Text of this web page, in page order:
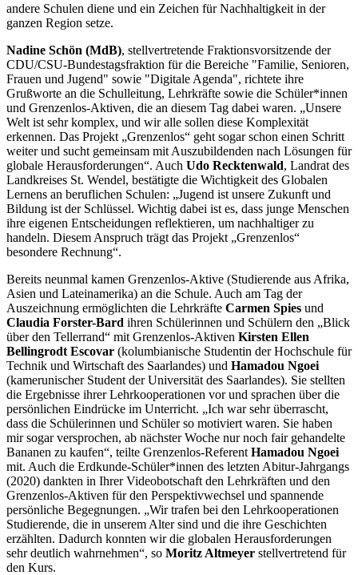
andere Schulen diene und ein Zeichen für Nachhaltigkeit in der
ganzen Region setze.
Nadine Schön (MdB), stellvertretende Fraktionsvorsitzende der
CDU/CSU-Bundestagsfraktion für die Bereiche "Familie, Senioren,
Frauen und Jugend" sowie "Digitale Agenda", richtete ihre
Grußworte an die Schulleitung, Lehrkräfte sowie die Schüler*innen
und Grenzenlos-Aktiven, die an diesem Tag dabei waren. „Unsere
Welt ist sehr komplex, und wir alle sollen diese Komplexität
erkennen. Das Projekt „Grenzenlos“ geht sogar schon einen Schritt
weiter und sucht gemeinsam mit Auszubildenden nach Lösungen für
globale Herausforderungen“. Auch Udo Recktenwald, Landrat des
Landkreises St. Wendel, bestätigte die Wichtigkeit des Globalen
Lernens an beruflichen Schulen: „Jugend ist unsere Zukunft und
Bildung ist der Schlüssel. Wichtig dabei ist es, dass junge Menschen
ihre eigenen Entscheidungen reflektieren, um nachhaltiger zu
handeln. Diesem Anspruch trägt das Projekt „Grenzenlos“
besondere Rechnung“.
Bereits neunmal kamen Grenzenlos-Aktive (Studierende aus Afrika,
Asien und Lateinamerika) an die Schule. Auch am Tag der
Auszeichnung ermöglichten die Lehrkräfte Carmen Spies und
Claudia Forster-Bard ihren Schülerinnen und Schülern den „Blick
über den Tellerrand“ mit Grenzenlos-Aktiven Kirsten Ellen
Bellingrodt Escovar (kolumbianische Studentin der Hochschule für
Technik und Wirtschaft des Saarlandes) und Hamadou Ngoei
(kamerunischer Student der Universität des Saarlandes). Sie stellten
die Ergebnisse ihrer Lehrkooperationen vor und sprachen über die
persönlichen Eindrücke im Unterricht. „Ich war sehr überrascht,
dass die Schülerinnen und Schüler so motiviert waren. Sie haben
mir sogar versprochen, ab nächster Woche nur noch fair gehandelte
Bananen zu kaufen“, teilte Grenzenlos-Referent Hamadou Ngoei
mit. Auch die Erdkunde-Schüler*innen des letzten Abitur-Jahrgangs
(2020) dankten in Ihrer Videobotschaft den Lehrkräften und den
Grenzenlos-Aktiven für den Perspektivwechsel und spannende
persönliche Begegnungen. „Wir trafen bei den Lehrkooperationen
Studierende, die in unserem Alter sind und die ihre Geschichten
erzählten. Dadurch konnten wir die globalen Herausforderungen
sehr deutlich wahrnehmen“, so Moritz Altmeyer stellvertretend für
den Kurs.